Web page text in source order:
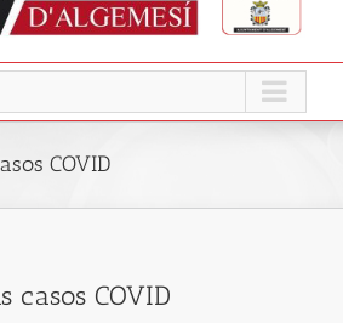
COVID
casos COVID